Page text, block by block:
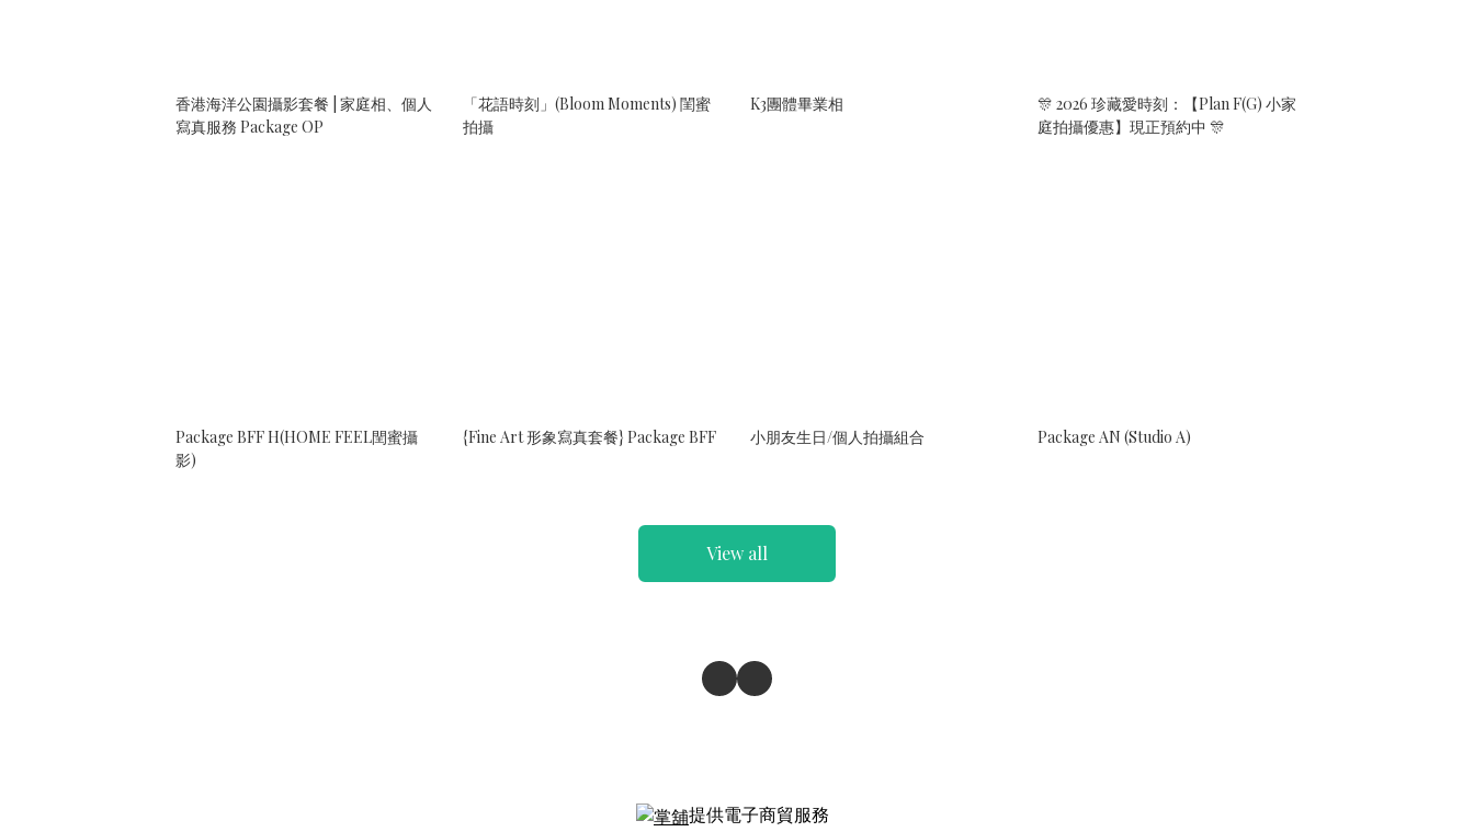
香港海洋公園攝影套餐 | 家庭相、個人
寫真服務 Package OP
「花語時刻」(Bloom Moments) 閨蜜
拍攝
K3團體畢業相
🎊 2026 珍藏愛時刻：【Plan F(G) 小家
庭拍攝優惠】現正預約中 🎊
Package BFF H(HOME FEEL閏蜜攝
影)
{Fine Art 形象寫真套餐} Package BFF 小朋友生日/個人拍攝組合 Package AN (Studio A)
View all
提供電子商貿服務